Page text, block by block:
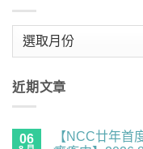
近期文章
06
【NCC廿年首